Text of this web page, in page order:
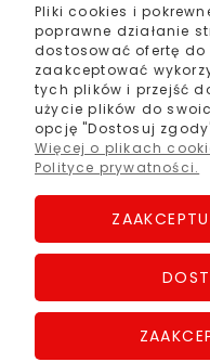
Pliki cookies i
poprawne działanie
dostosować ofertę do
zaakceptować
tych plików i przejść
użycie plików do
opcję "Dostosuj
Więcej o plikach
Polityce prywatności.